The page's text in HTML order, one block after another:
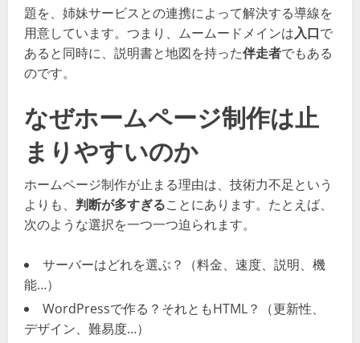
題を、姉妹サービスとの連携によって解決する導線を
用意しています。つまり、ムームードメインは入口で
あると同時に、説明書と地図を持った伴走者でもある
のです。
なぜホームページ制作は止
まりやすいのか
ホームページ制作が止まる理由は、技術力不足という
よりも、 判断が多すぎることにあります。たとえば、
次のような選択を一つ一つ迫られます。
サーバーはどれを選ぶ？（料金、速度、説明、機
能…）
WordPressで作る？それともHTML？（更新性、
デザイン、難易度…）